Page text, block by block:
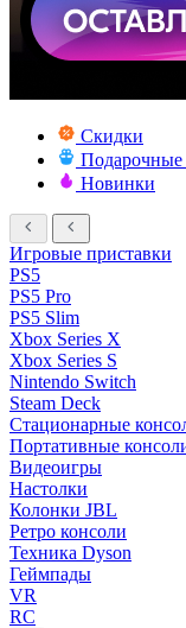
Скидки
Подарочные
Новинки
Игровые приставки
PS5
PS5 Pro
PS5 Slim
Xbox Series X
Xbox Series S
Nintendo Switch
Steam Deck
Стационарные
Портативные
Видеоигры
Настолки
Колонки JBL
Ретро консоли
Техника Dyson
Геймпады
VR
RC